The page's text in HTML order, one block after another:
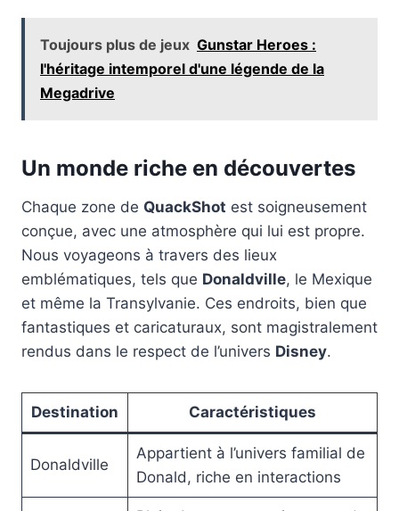
Toujours plus de jeux Gunstar Heroes :
l'héritage intemporel d'une légende de la
Megadrive
Un monde riche en découvertes
Chaque zone de QuackShot est soigneusement
conçue, avec une atmosphère qui lui est propre.
Nous voyageons à travers des lieux
emblématiques, tels que Donaldville, le Mexique
et même la Transylvanie. Ces endroits, bien que
fantastiques et caricaturaux, sont magistralement
rendus dans le respect de l’univers Disney.
Destination Caractéristiques
Donaldville
Appartient à l’univers familial de
Donald, riche en interactions